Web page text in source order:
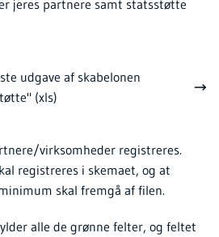
jeres partnere samt statsstøtte
udgave af skabelonen
(xls)
virksomheder registreres.
registreres i skemaet, og at
skal fremgå af filen.
alle de grønne felter, og feltet